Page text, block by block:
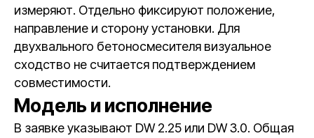
измеряют. Отдельно фиксируют положение,
направление и сторону установки. Для
двухвального бетоносмесителя визуальное
сходство не считается подтверждением
совместимости.
Модель и исполнение
В заявке указывают DW 2.25 или DW 3.0. Общая